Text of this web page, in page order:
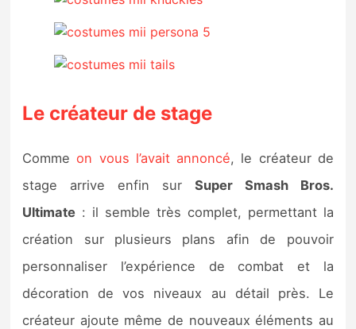
Le créateur de stage
Commeon vous l’avait annoncé, le créateur de
stage arrive enfin sur Super Smash Bros.
Ultimate : il semble très complet, permettant la
création sur plusieurs plans afin de pouvoir
personnaliser l’expérience de combat et la
décoration de vos niveaux au détail près. Le
créateur ajoute même de nouveaux éléments au